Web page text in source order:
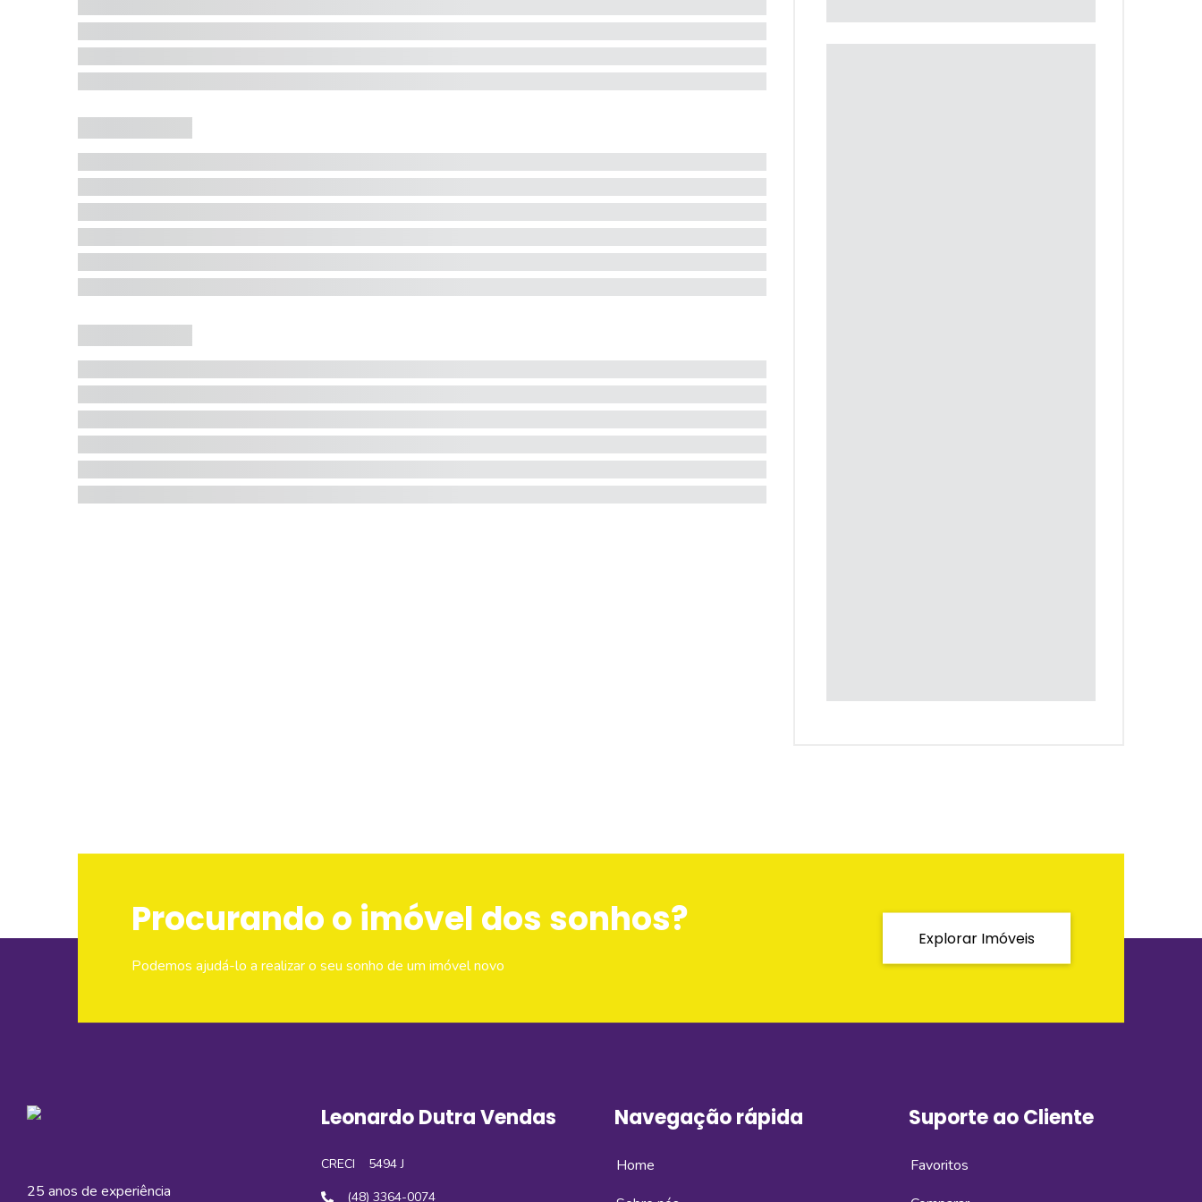
Procurando o imóvel dos sonhos?
Podemos ajudá-lo a realizar o seu sonho de um imóvel novo
Explorar Imóveis
25 anos de experiência
Leonardo Dutra Vendas
CRECI
5494 J
(48) 3364-0074
Navegação rápida
Home
Suporte ao Cliente
Favoritos